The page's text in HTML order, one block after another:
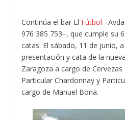
Continúa el bar El Fútbol
976 385 753−, que cumple su
catas. El sábado, 11 de junio,
presentación y cata de la
Zaragoza a cargo de
Particular Chardonnay y
cargo de Manuel Bona.